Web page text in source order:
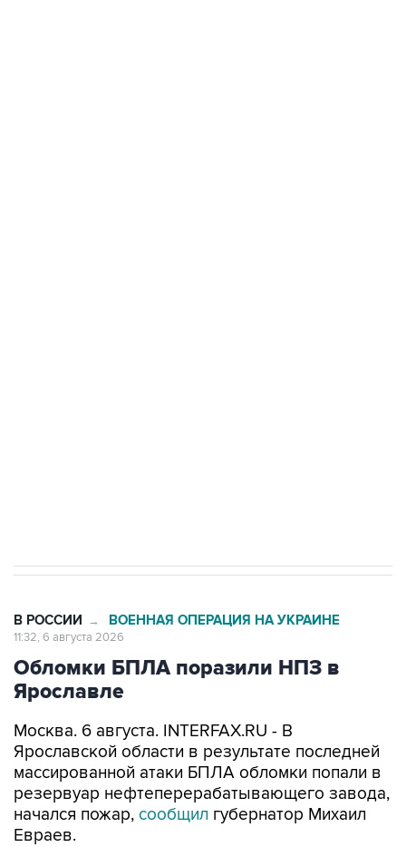
В РОССИИ → ВОЕННАЯ ОПЕРАЦИЯ НА УКРАИНЕ
11:32, 6 августа 2026
Обломки БПЛА поразили НПЗ в
Ярославле
Москва. 6 августа. INTERFAX.RU - В
Ярославской области в результате последней
массированной атаки БПЛА обломки попали в
резервуар нефтеперерабатывающего завода,
начался пожар, сообщил губернатор Михаил
Евраев.